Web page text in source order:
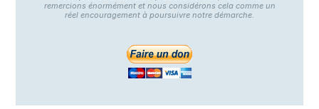
remercions énormément et nous considérons cela comme un
réel encouragement à poursuivre notre démarche.